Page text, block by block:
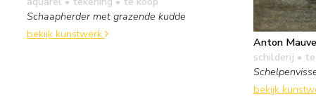
Schaapherder met grazende kudde
bekijk kunstwerk
Anton Mauve
schilderij •
bekijk